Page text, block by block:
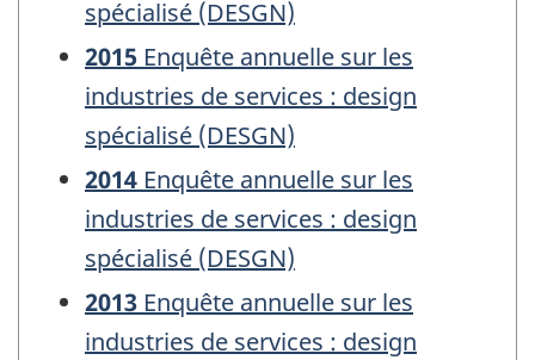
spécialisé (DESGN)
2015 Enquête annuelle sur les
industries de services : design
spécialisé (DESGN)
2014 Enquête annuelle sur les
industries de services : design
spécialisé (DESGN)
2013 Enquête annuelle sur les
industries de services : design